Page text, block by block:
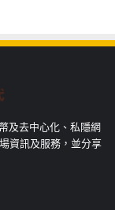
及去中心化、私隱網
資訊及服務，並分享